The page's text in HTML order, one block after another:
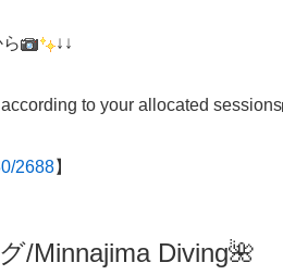
↓↓
to your allocated sessions
2688】
/Minnajima Diving🌺